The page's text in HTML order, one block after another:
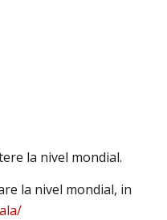
la nivel mondial.
la nivel mondial, in